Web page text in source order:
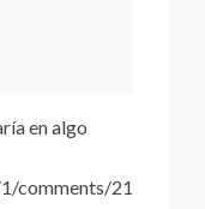
en algo
comments/21